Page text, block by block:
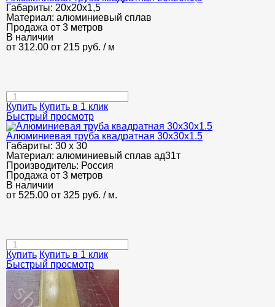
Габариты: 20х20х1,5
Материал: алюминиевый сплав
Продажа от 3 метров
В наличии
от 312.00 от 215 руб. / м
Купить Купить в 1 клик
Быстрый просмотр
Алюминиевая труба квадратная 30х30х1.5
Габариты: 30 х 30
Материал: алюминиевый сплав ад31т
Производитель: Россия
Продажа от 3 метров
В наличии
от 525.00 от 325 руб. / м.
Купить Купить в 1 клик
Быстрый просмотр